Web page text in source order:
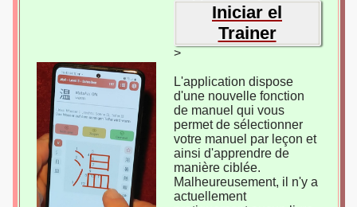
Iniciar el
Trainer
>
L'application dispose
d'une nouvelle fonction
de manuel qui vous
permet de sélectionner
votre manuel par leçon et
ainsi d'apprendre de
manière ciblée.
Malheureusement, il n'y a
actuellement